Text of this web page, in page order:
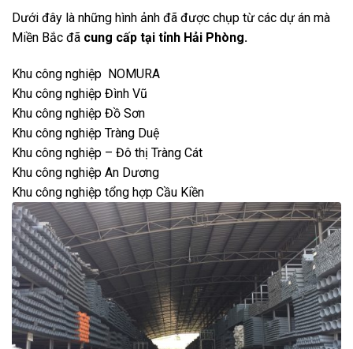
Dưới đây là những hình ảnh đã được chụp từ các dự án mà
Miền Bắc đã cung cấp tại tỉnh Hải Phòng.
Khu công nghiệp NOMURA
Khu công nghiệp Đình Vũ
Khu công nghiệp Đồ Sơn
Khu công nghiệp Tràng Duệ
Khu công nghiệp – Đô thị Tràng Cát
Khu công nghiệp An Dương
Khu công nghiệp tổng hợp Cầu Kiền